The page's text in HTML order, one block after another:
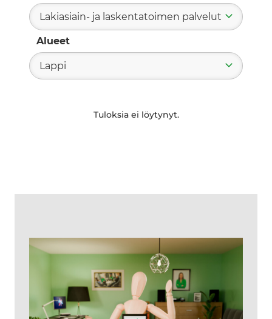
Lakiasiain- ja laskentatoimen palvelut
Alueet
Lappi
Tuloksia ei löytynyt.